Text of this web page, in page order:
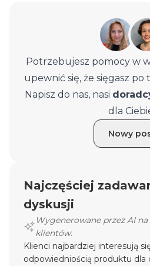
Potrzebujesz pomocy w
upewnić się, że sięgasz po
Napisz do nas, nasi
dla
Nowy
Najczęściej
dyskusji
Wygenerowane przez AI
klientów.
Klienci najbardziej interesują
odpowiedniością produktu dla